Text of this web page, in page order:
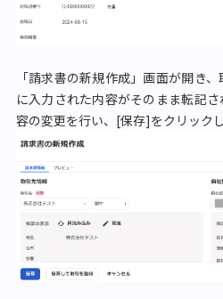
「請求書の新規作成」画面が開き
に入力された内容がそのまま転記
容の変更を行い、[保存]をクリックし